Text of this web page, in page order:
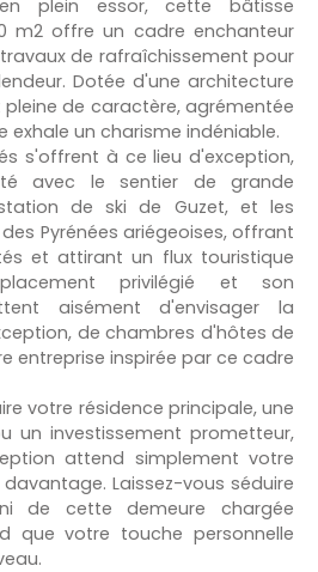
plein essor, cette bâtisse
m2 offre un cadre enchanteur
de rafraîchissement pour
Dotée d'une architecture
de caractère, agrémentée
exhale un charisme indéniable.
s'offrent à ce lieu d'exception,
avec le sentier de grande
de ski de Guzet, et les
Pyrénées ariégeoises, offrant
et attirant un flux touristique
privilégié et son
aisément d'envisager la
de chambres d'hôtes de
entreprise inspirée par ce cadre
votre résidence principale, une
un investissement prometteur,
attend simplement votre
Laissez-vous séduire
de cette demeure chargée
que votre touche personnelle